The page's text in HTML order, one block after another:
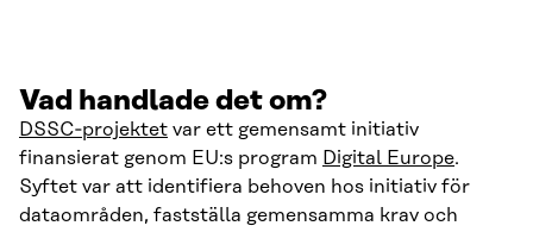
Vad handlade det om?
DSSC‑projektet var ett gemensamt initiativ
finansierat genom EU:s program Digital Europe.
Syftet var att identifiera behoven hos initiativ för
dataområden, fastställa gemensamma krav och